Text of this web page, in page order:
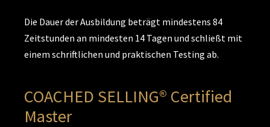
Die Dauer der Ausbildung beträgt mindestens 84
Zeitstunden an mindesten 14 Tagen und schließt mit
einem schriftlichen und praktischen Testing ab.
COACHED SELLING® Certified
Master